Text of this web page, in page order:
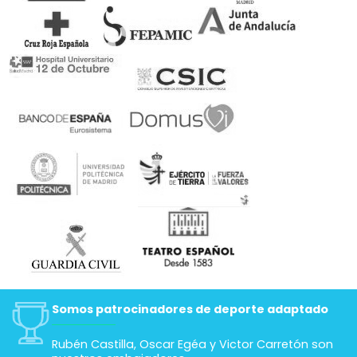
Somos patrocinadores de deporte adaptado
Rubén Castilla, Oscar Egéa y Victor Carretón son